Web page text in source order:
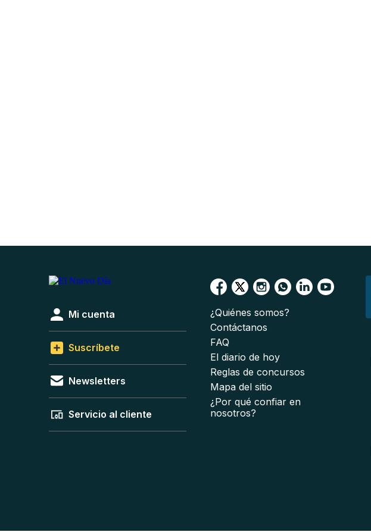
Mi cuenta
Suscríbete
Newsletters
Servicio al cliente
¿Quiénes somos?
Contáctanos
FAQ
El diario de hoy
Reglas de concursos
Mapa del sitio
¿Por qué confiar en
nosotros?